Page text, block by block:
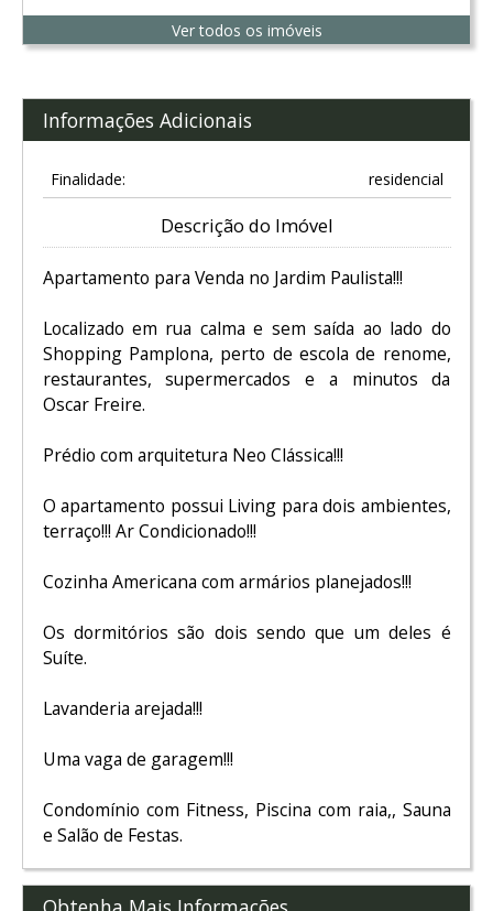
Ver todos os imóveis
Informações Adicionais
Finalidade: residencial
Descrição do Imóvel
Apartamento para Venda no Jardim Paulista!!!
Localizado em rua calma e sem saída ao lado do
Shopping Pamplona, perto de escola de renome,
restaurantes, supermercados e a minutos da
Oscar Freire.
Prédio com arquitetura Neo Clássica!!!
O apartamento possui Living para dois ambientes,
terraço!!! Ar Condicionado!!!
Cozinha Americana com armários planejados!!!
Os dormitórios são dois sendo que um deles é
Suíte.
Lavanderia arejada!!!
Uma vaga de garagem!!!
Condomínio com Fitness, Piscina com raia,, Sauna
e Salão de Festas.